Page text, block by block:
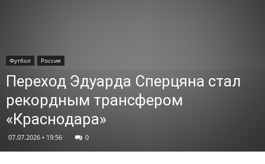
Футбол Россия
Переход Эдуарда Сперцяна стал
рекордным трансфером
«Краснодара»
07.07.2026 • 19:56 0